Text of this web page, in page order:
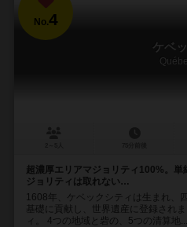
No.4
ケベ
超濃厚エリアマジョリティ100%。
ジョリティは取れない…
1608年、ケベックシティは生まれ、
基礎に貢献し、世界遺産に登録され
ィ。 4つの地域と砦の、5つの清算地...